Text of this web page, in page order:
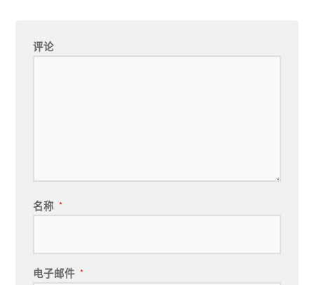
评论
名称 *
电子邮件 *